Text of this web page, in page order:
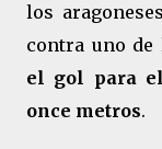
los
contra uno de
el gol para
once metros.